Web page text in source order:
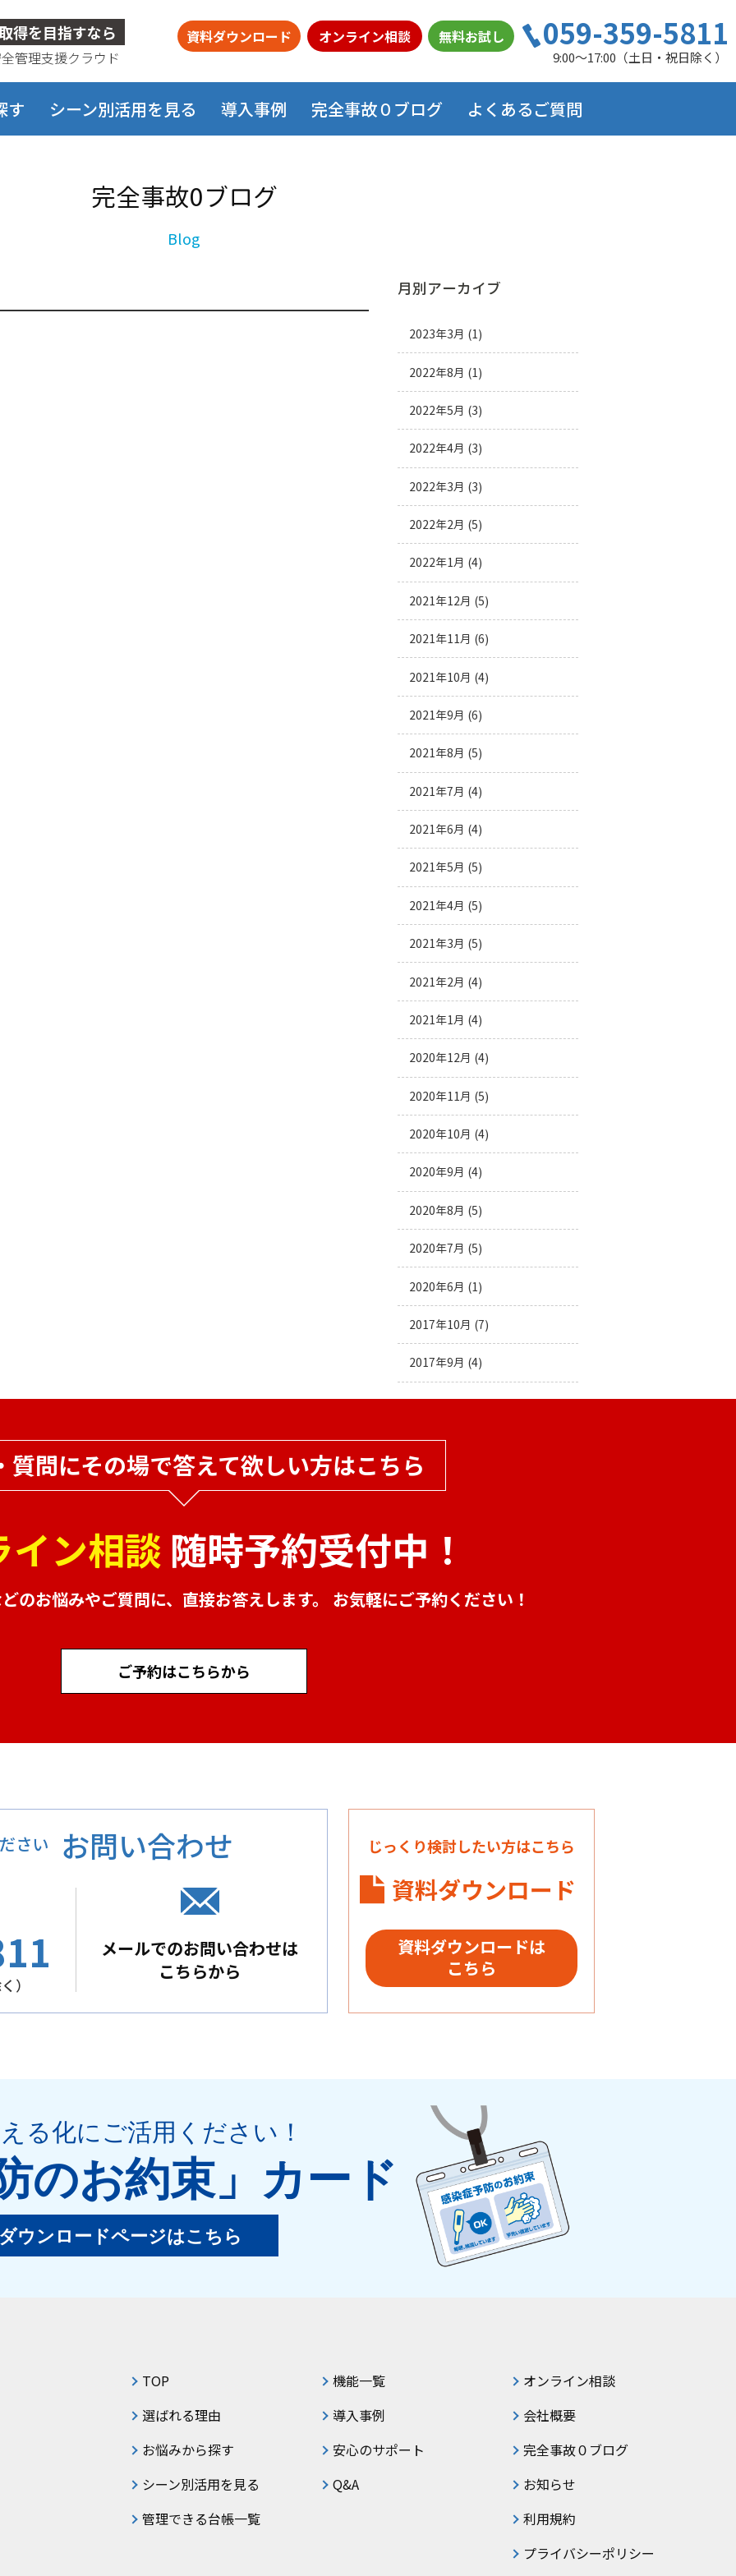
得を目指すなら
管理支援クラウド
資料ダウンロード オンライン相談 無料お試し 059-359-5811
9:00～17:00（土日・祝日除く）
す シーン別活用を見る 導入事例 完全事故０ブログ よくあるご質問
完全事故0ブログ
月別アーカイブ
2023年3月 (1)
2022年8月 (1)
2022年5月 (3)
2022年4月 (3)
2022年3月 (3)
2022年2月 (5)
2022年1月 (4)
2021年12月 (5)
2021年11月 (6)
2021年10月 (4)
2021年9月 (6)
2021年8月 (5)
2021年7月 (4)
2021年6月 (4)
2021年5月 (5)
2021年4月 (5)
2021年3月 (5)
2021年2月 (4)
2021年1月 (4)
2020年12月 (4)
2020年11月 (5)
2020年10月 (4)
2020年9月 (4)
2020年8月 (5)
2020年7月 (5)
2020年6月 (1)
2017年10月 (7)
2017年9月 (4)
質問にその場で答えて欲しい方はこちら
イン相談 随時予約受付中！
のお悩みやご質問に、 直接お答えします。 お気軽にご予約ください！
ご予約はこちらから
さい お問い合わせ
）
メールでのお問い合わせは
こちらから
じっくり検討したい方はこちら
資料ダウンロード
資料ダウンロードは
こちら
る化にご活用ください ！
のお約束」 カード
ウンロードページはこちら
TOP
選ばれる理由
お悩みから探す
シーン別活用を見る
管理できる台帳一覧
機能一覧
導入事例
安心のサポート
Q&A
オンライン相談
会社概要
完全事故０ブログ
お知らせ
利用規約
プライバシーポリシー